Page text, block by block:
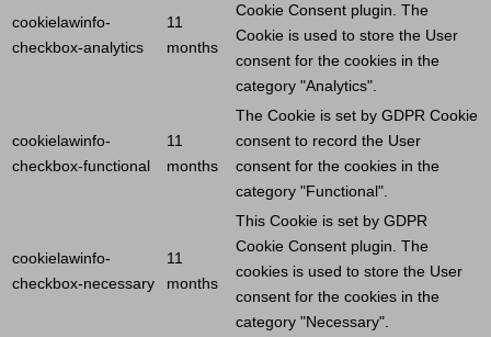
cookielawinfo-
checkbox-analytics
11
months
Cookie Consent plugin. The
Cookie is used to store the User
consent for the cookies in the
category "Analytics".
cookielawinfo-
checkbox-functional
11
months
The Cookie is set by GDPR Cookie
consent to record the User
consent for the cookies in the
category "Functional".
cookielawinfo-
checkbox-necessary
11
months
This Cookie is set by GDPR
Cookie Consent plugin. The
cookies is used to store the User
consent for the cookies in the
category "Necessary".